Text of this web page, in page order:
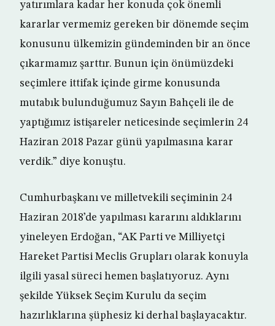
yatırımlara kadar her konuda çok önemli
kararlar vermemiz gereken bir dönemde seçim
konusunu ülkemizin gündeminden bir an önce
çıkarmamız şarttır. Bunun için önümüzdeki
seçimlere ittifak içinde girme konusunda
mutabık bulunduğumuz Sayın Bahçeli ile de
yaptığımız istişareler neticesinde seçimlerin 24
Haziran 2018 Pazar günü yapılmasına karar
verdik.” diye konuştu.
Cumhurbaşkanı ve milletvekili seçiminin 24
Haziran 2018’de yapılması kararını aldıklarını
yineleyen Erdoğan, “AK Parti ve Milliyetçi
Hareket Partisi Meclis Grupları olarak konuyla
ilgili yasal süreci hemen başlatıyoruz. Aynı
şekilde Yüksek Seçim Kurulu da seçim
hazırlıklarına şüphesiz ki derhal başlayacaktır.